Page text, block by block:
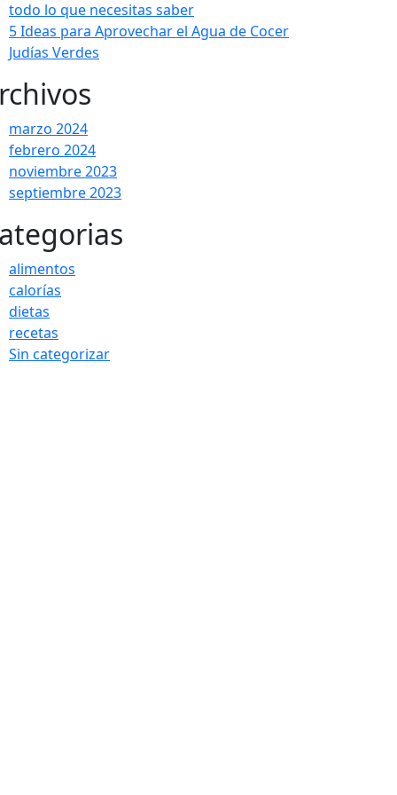
todo lo que necesitas saber
5 Ideas para Aprovechar el Agua de Cocer
Judías Verdes
marzo 2024
febrero 2024
noviembre 2023
septiembre 2023
alimentos
calorías
dietas
recetas
Sin categorizar